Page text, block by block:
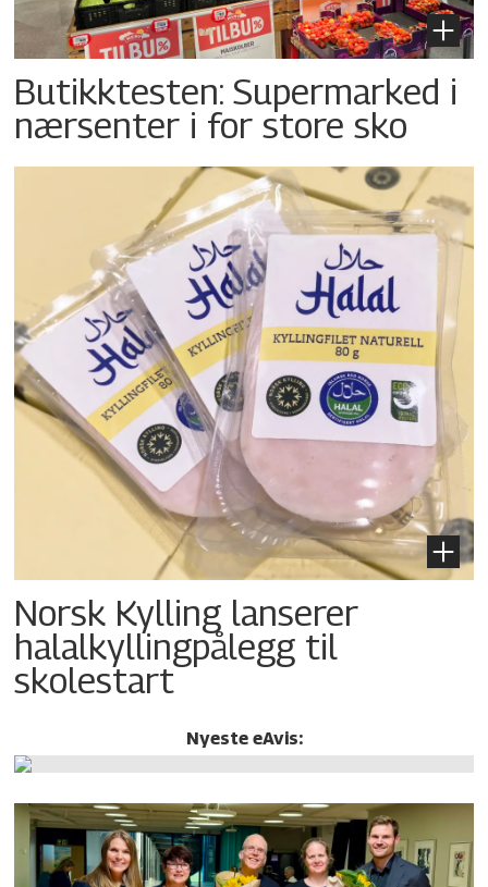
Butikktesten: Supermarked i
nærsenter i for store sko
Norsk Kylling lanserer
halalkylling­pålegg til
skolestart
Nyeste eAvis: